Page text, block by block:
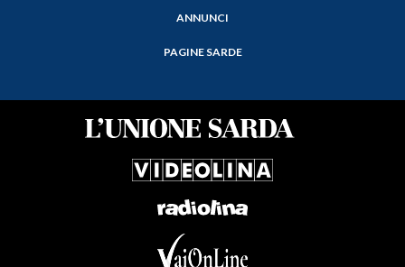
ANNUNCI
PAGINE SARDE